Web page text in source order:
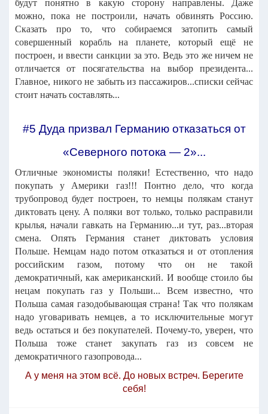
будут понятно в какую сторону направлены. Даже
можно, пока не построили, начать обвинять Россию.
Сказать про то, что собираемся затопить самый
совершенный корабль на планете, который ещё не
построен, и ввести санкции за это. Ведь это же ничем не
отличается от посягательства на выбор президента...
Главное, никого не забыть из пассажиров...списки сейчас
стоит начать составлять...
#5 Дуда призвал Германию отказаться от
«Северного потока — 2»...
Отличные экономисты поляки! Естественно, что надо
покупать у Америки газ!!! Понтно дело, что когда
трубопровод будет построен, то немцы полякам станут
диктовать цену. А поляки вот только, только расправили
крылья, начали гавкать на Германию...и тут, раз...вторая
смена. Опять Германия станет диктовать условия
Польше. Немцам надо потом отказаться и от отопления
российским газом, потому что он не такой
демократичный, как американский. И вообще стоило бы
нецам покупать газ у Польши... Всем известно, что
Польша самая газодобывающая страна! Так что полякам
надо уговаривать немцев, а то исключительные могут
ведь остаться и без покупателей. Почему-то, уверен, что
Польша тоже станет закупать газ из совсем не
демократичного газопровода...
А у меня на этом всё. До новых встреч. Берегите
себя!